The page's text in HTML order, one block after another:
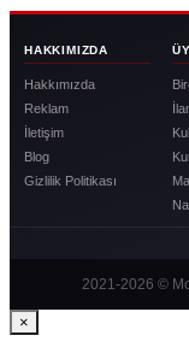
HAKKIMIZDA
Hakkımızda
Reklam
İletişim
Blog
Gizlilik Politikası
2021-2026 ©
×